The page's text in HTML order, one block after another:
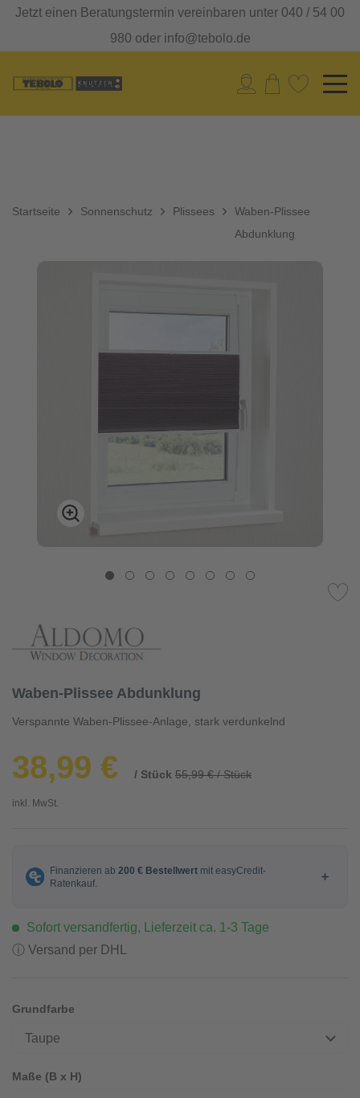
Jetzt einen Beratungstermin vereinbaren unter 040 / 54 00
980 oder info@tebolo.de
Startseite Sonnenschutz Plissees
Waben-Plissee
Abdunklung
Waben-Plissee Abdunklung
Verspannte Waben-Plissee-Anlage, stark verdunkelnd
38,99 € / Stück 55,99 € / Stück
inkl. MwSt.
Sofort versandfertig, Lieferzeit ca. 1-3 Tage
ⓘ Versand per DHL
Grundfarbe
Taupe
Maße (B x H)